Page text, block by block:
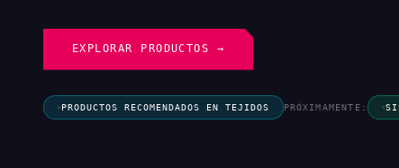
EXPLORAR PRODUCTOS →
PRODUCTOS RECOMENDADOS EN TEJIDOS PRÓXIMAMENTE: